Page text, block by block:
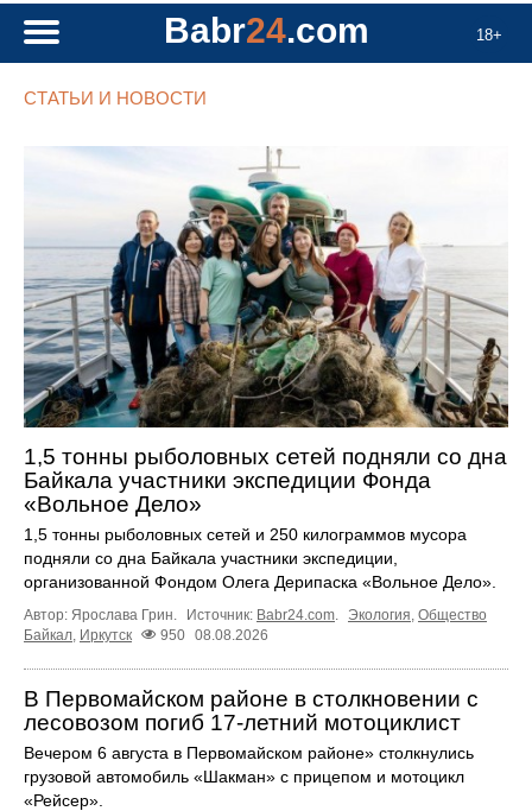
18+
Babr24.com
СТАТЬИ И НОВОСТИ
1,5 тонны рыболовных сетей подняли со дна
Байкала участники экспедиции Фонда
«Вольное Дело»
1,5 тонны рыболовных сетей и 250 килограммов мусора
подняли со дна Байкала участники экспедиции,
организованной Фондом Олега Дерипаска «Вольное Дело».
Автор: Ярослава Грин. Источник: Babr24.com Экология Общество
Байкал Иркутск 950 08.08.2026
В Первомайском районе в столкновении с
лесовозом погиб 17-летний мотоциклист
Вечером 6 августа в Первомайском районе» столкнулись
грузовой автомобиль «Шакман» с прицепом и мотоцикл
«Рейсер».